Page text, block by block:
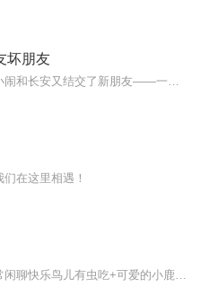
坏朋友
在这里相遇！